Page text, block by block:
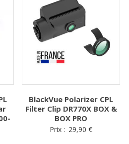
BlackVue Polarizer CPL
Filter Clip DR770X BOX &
BOX PRO
Prix : 29,90€